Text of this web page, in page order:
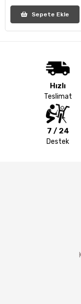
Sepete Ekle
Hızlı
Teslimat
7 / 24
Destek